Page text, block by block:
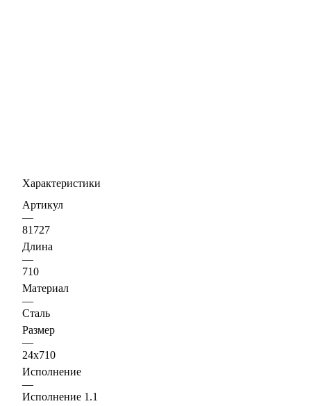
Характеристики
Артикул
—
81727
Длина
—
710
Материал
—
Сталь
Размер
—
24х710
Исполнение
—
Исполнение 1.1